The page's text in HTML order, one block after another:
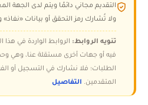
التقديم مجاني دائمًا ويتم لدى الجهة
ولا تُشارك رمز التحقق أو بيانات
تنويه الروابط: الروابط الواردة في هذا
فيه أو جهات أخرى مستقلة عنا، وهي
الطلبات؛ فلا نشارك في التسجيل أو
المتقدمين. التفاصيل